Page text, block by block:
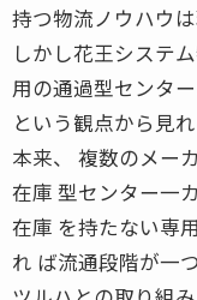
持つ物流ノウハウ
しかし花王システ
用の通過型センタ
という観点から見
本来、 複数のメー
在庫 型センター一
在庫 を持たない専
れ ば流通段階が一